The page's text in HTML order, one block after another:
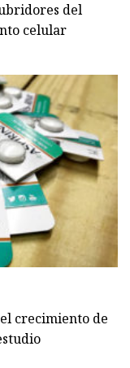
del
celular
crecimiento de